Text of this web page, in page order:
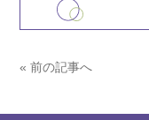
« 前の記事へ